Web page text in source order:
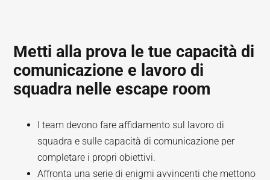
Metti alla prova le tue capacità di
comunicazione e lavoro di
squadra nelle escape room
I team devono fare affidamento sul lavoro di
squadra e sulle capacità di comunicazione per
completare i propri obiettivi.
Affronta una serie di enigmi avvincenti che mettono